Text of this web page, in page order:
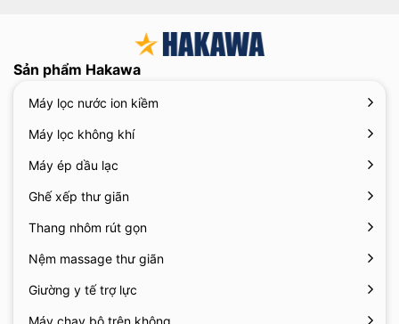
Sản phẩm Hakawa
Máy lọc nước ion kiềm
Máy lọc không khí
Máy ép dầu lạc
Ghế xếp thư giãn
Thang nhôm rút gọn
Nệm massage thư giãn
Giường y tế trợ lực